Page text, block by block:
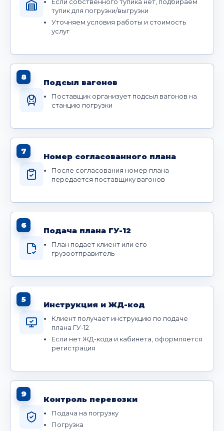
тупик для погрузки/выгрузки
Уточняем условия работы и стоимость
услуг
8
Подсыл вагонов
Поставщик организует подсыл вагонов на
станцию погрузки
7
Номер согласованного плана
После согласования номер плана
передается поставщику вагонов
6
Подача плана ГУ-12
План подает клиент или его
грузоотправитель
5
Инструкция и ЖД-код
Клиент получает инструкцию по подаче
плана ГУ-12
Если нет ЖД-кода и кабинета, оформляется
регистрация
9
Контроль перевозки
Подача на погрузку
Погрузка